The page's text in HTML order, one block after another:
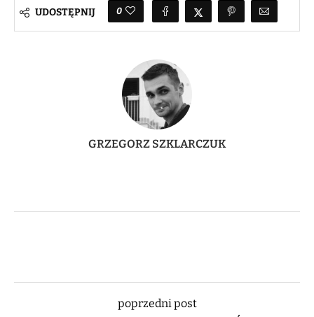
UDOSTĘPNIJ 0
GRZEGORZ SZKLARCZUK
poprzedni post